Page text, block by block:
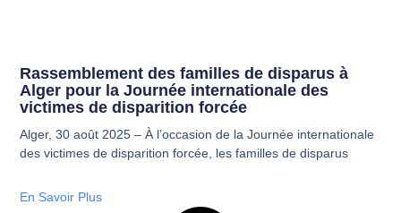
Rassemblement des familles de disparus à
Alger pour la Journée internationale des
victimes de disparition forcée
Alger, 30 août 2025 – À l’occasion de la Journée internationale
des victimes de disparition forcée, les familles de disparus
En Savoir Plus